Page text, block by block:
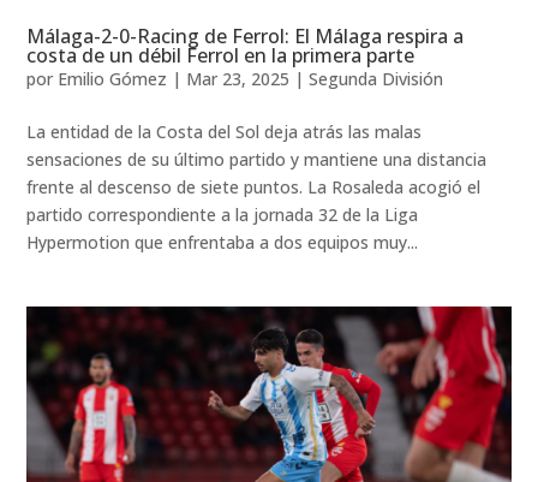
Málaga-2-0-Racing de Ferrol: El Málaga respira a
costa de un débil Ferrol en la primera parte
por Emilio Gómez | Mar 23, 2025 |Segunda División
La entidad de la Costa del Sol deja atrás las malas
sensaciones de su último partido y mantiene una distancia
frente al descenso de siete puntos. La Rosaleda acogió el
partido correspondiente a la jornada 32 de la Liga
Hypermotion que enfrentaba a dos equipos muy...